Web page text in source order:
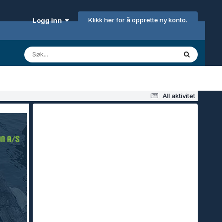
Logg inn Klikk her for å opprette ny konto.
All aktivitet